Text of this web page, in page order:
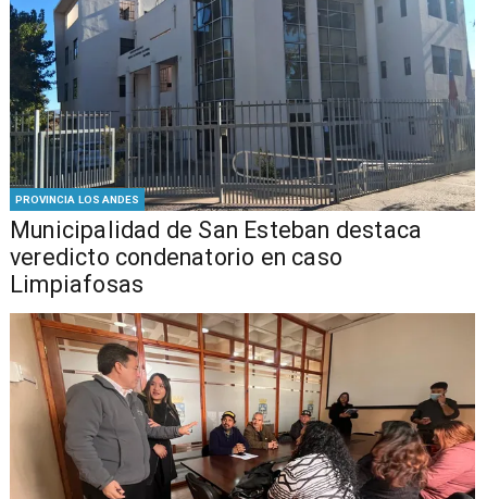
PROVINCIA LOS ANDES
Municipalidad de San Esteban destaca
veredicto condenatorio en caso
Limpiafosas